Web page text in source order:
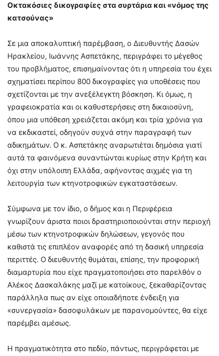
Οκτακόσιες δικογραφίες στα συρτάρια και «νόμος της
κατσούνας»
Σε μια αποκαλυπτική παρέμβαση, ο Διευθυντής Δασών
Ηρακλείου, Ιωάννης Ασπετάκης, περιγράφει το μέγεθος
του προβλήματος, επισημαίνοντας ότι η υπηρεσία του έχει
σχηματίσει περίπου 800 δικογραφίες για υποθέσεις που
σχετίζονται με την ανεξέλεγκτη βόσκηση. Κι όμως, η
γραφειοκρατία και οι καθυστερήσεις στη δικαιοσύνη,
όπου μια υπόθεση χρειάζεται ακόμη και τρία χρόνια για
να εκδικαστεί, οδηγούν συχνά στην παραγραφή των
αδικημάτων. Ο κ. Ασπετάκης αναρωτιέται δημόσια γιατί
αυτά τα φαινόμενα συναντώνται κυρίως στην Κρήτη και
όχι στην υπόλοιπη Ελλάδα, αφήνοντας αιχμές για τη
λειτουργία των κτηνοτροφικών εγκαταστάσεων.
Σύμφωνα με τον ίδιο, ο δήμος και η Περιφέρεια
γνωρίζουν άριστα ποιοι δραστηριοποιούνται στην περιοχή
μέσω των κτηνοτροφικών δηλώσεων, γεγονός που
καθιστά τις επιπλέον αναφορές από τη δασική υπηρεσία
περιττές. Ο διευθυντής θυμάται, επίσης, την προφορική
διαμαρτυρία που είχε πραγματοποιήσει στο παρελθόν ο
Αλέκος Δασκαλάκης μαζί με κατοίκους, ξεκαθαρίζοντας
παράλληλα πως αν είχε οποιαδήποτε ένδειξη για
«συνεργασία» δασοφυλάκων με παρανομούντες, θα είχε
παρέμβει αμέσως.
Η πραγματικότητα στο πεδίο, πάντως, περιγράφεται με